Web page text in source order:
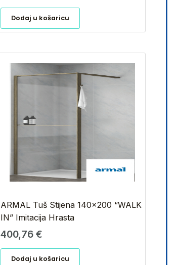
Dodaj u košaricu
ARMAL Tuš Stijena 140×200 “WALK
IN” Imitacija Hrasta
400,76 €
Dodaj u košaricu